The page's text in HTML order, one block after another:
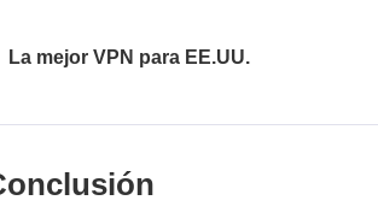
La mejor VPN para EE.UU.